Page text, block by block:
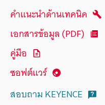
คำแนะนำด้านเทคนิค
เอกสารข้อมูล (PDF)
คู่มือ
ซอฟต์แวร์
สอบถาม KEYENCE